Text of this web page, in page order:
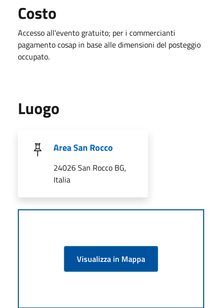
Costo
Accesso all'evento gratuito; per i commercianti
pagamento cosap in base alle dimensioni del posteggio
occupato.
Luogo
Area San Rocco
24026 San Rocco BG,
Italia
Visualizza in Mappa